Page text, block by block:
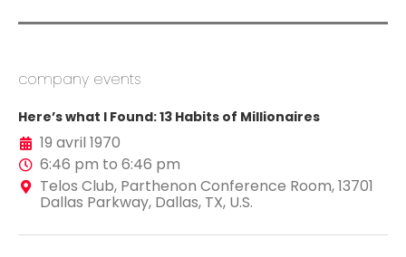
company events
Here’s what I Found: 13 Habits of Millionaires
19 avril 1970
6:46 pm to 6:46 pm
Telos Club, Parthenon Conference Room, 13701
Dallas Parkway, Dallas, TX, U.S.